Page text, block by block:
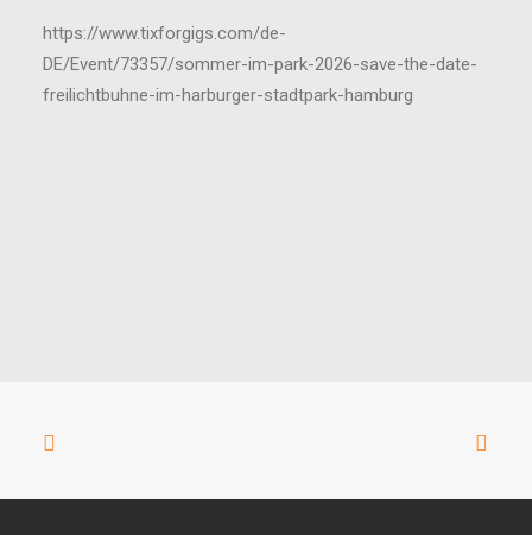
https://www.tixforgigs.com/de-
DE/Event/73357/sommer-im-park-2026-save-the-date-
freilichtbuhne-im-harburger-stadtpark-hamburg